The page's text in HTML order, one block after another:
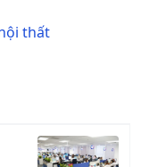
thất